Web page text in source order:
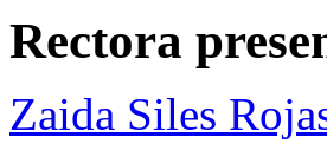
Rectora
Zaida Siles